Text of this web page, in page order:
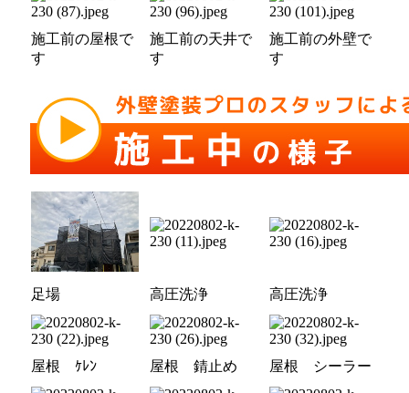
施工前の屋根で
す
施工前の天井で
す
施工前の外壁で
す
足場 高圧洗浄 高圧洗浄
屋根 ｹﾚﾝ 屋根 錆止め 屋根 シーラー